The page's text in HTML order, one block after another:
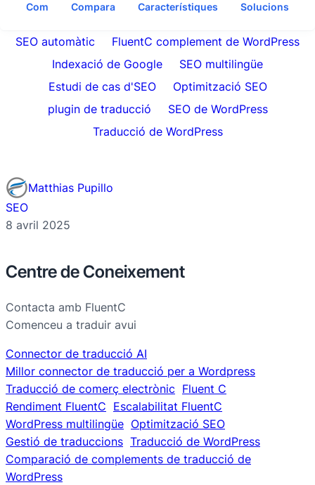
Com Compara Característiques Solucions
SEO automàtic
FluentC complement de WordPress
Indexació de Google
SEO multilingüe
Estudi de cas d'SEO
Optimització SEO
plugin de traducció
SEO de WordPress
Traducció de WordPress
Matthias Pupillo
SEO
8 avril 2025
Centre de Coneixement
Contacta amb FluentC
Comenceu a traduir avui
Connector de traducció AI
Millor connector de traducció per a Wordpress
Traducció de comerç electrònic Fluent C
Rendiment FluentC Escalabilitat FluentC
WordPress multilingüe Optimització SEO
Gestió de traduccions Traducció de WordPress
Comparació de complements de traducció de
WordPress